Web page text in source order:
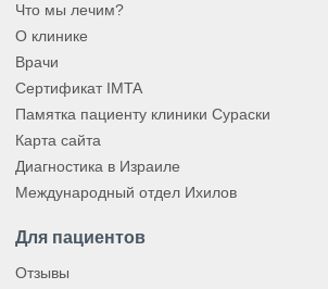
Что мы лечим?
О клинике
Врачи
Сертификат IMTA
Памятка пациенту клиники Сураски
Карта сайта
Диагностика в Израиле
Международный отдел Ихилов
Для пациентов
Отзывы